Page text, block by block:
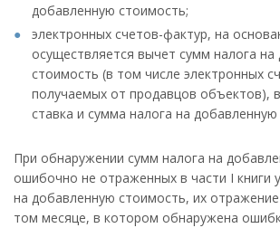
добавленную стоимость;
электронных счетов-фактур, на
осуществляется вычет сумм налога
стоимость (в том числе электронных
получаемых от продавцов объектов),
ставка и сумма налога на
При обнаружении сумм налога на
ошибочно не отраженных в части I книги
на добавленную стоимость, их
том месяце, в котором обнаружена